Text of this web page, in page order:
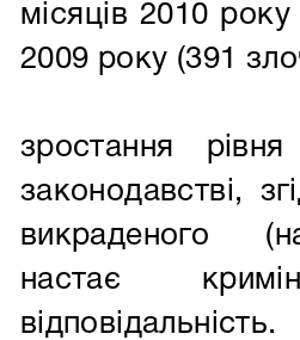
місяців 2010
2009 року (391
зростання
законодавстві,
викраденого
настає